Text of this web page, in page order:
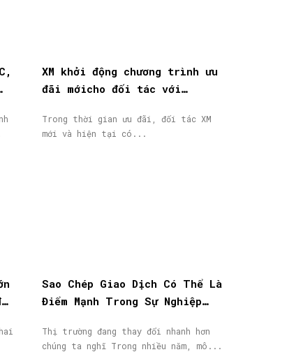
XM khởi động chương trình ưu
đãi mớicho đối tác với
40.000$
Trong thời gian ưu đãi, đối tác XM
mới và hiện tại có...
Sao Chép Giao Dịch Có Thể Là
Điểm Mạnh Trong Sự Nghiệp
Thị trường đang thay đổi nhanh hơn
chúng ta nghĩ Trong nhiều năm, mô...